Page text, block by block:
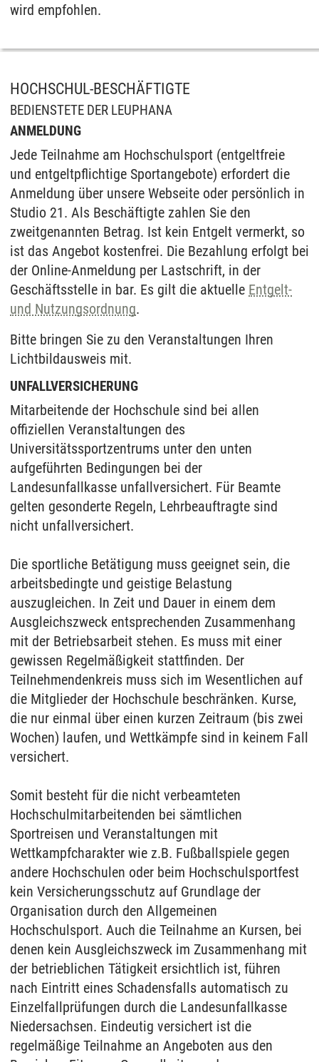
wird empfohlen.
HOCHSCHUL-BESCHÄFTIGTE
BEDIENSTETE DER LEUPHANA
ANMELDUNG
Jede Teilnahme am Hochschulsport (entgeltfreie
und entgeltpflichtige Sportangebote) erfordert die
Anmeldung über unsere Webseite oder persönlich in
Studio 21. Als Beschäftigte zahlen Sie den
zweitgenannten Betrag. Ist kein Entgelt vermerkt, so
ist das Angebot kostenfrei. Die Bezahlung erfolgt bei
der Online-Anmeldung per Lastschrift, in der
Geschäftsstelle in bar. Es gilt die aktuelle Entgelt-
und Nutzungsordnung.
Bitte bringen Sie zu den Veranstaltungen Ihren
Lichtbildausweis mit.
UNFALLVERSICHERUNG
Mitarbeitende der Hochschule sind bei allen
offiziellen Veranstaltungen des
Universitätssportzentrums unter den unten
aufgeführten Bedingungen bei der
Landesunfallkasse unfallversichert. Für Beamte
gelten gesonderte Regeln, Lehrbeauftragte sind
nicht unfallversichert.
Die sportliche Betätigung muss geeignet sein, die
arbeitsbedingte und geistige Belastung
auszugleichen. In Zeit und Dauer in einem dem
Ausgleichszweck entsprechenden Zusammenhang
mit der Betriebsarbeit stehen. Es muss mit einer
gewissen Regelmäßigkeit stattfinden. Der
Teilnehmendenkreis muss sich im Wesentlichen auf
die Mitglieder der Hochschule beschränken. Kurse,
die nur einmal über einen kurzen Zeitraum (bis zwei
Wochen) laufen, und Wettkämpfe sind in keinem Fall
versichert.
Somit besteht für die nicht verbeamteten
Hochschulmitarbeitenden bei sämtlichen
Sportreisen und Veranstaltungen mit
Wettkampfcharakter wie z.B. Fußballspiele gegen
andere Hochschulen oder beim Hochschulsportfest
kein Versicherungsschutz auf Grundlage der
Organisation durch den Allgemeinen
Hochschulsport. Auch die Teilnahme an Kursen, bei
denen kein Ausgleichszweck im Zusammenhang mit
der betrieblichen Tätigkeit ersichtlich ist, führen
nach Eintritt eines Schadensfalls automatisch zu
Einzelfallprüfungen durch die Landesunfallkasse
Niedersachsen. Eindeutig versichert ist die
regelmäßige Teilnahme an Angeboten aus den